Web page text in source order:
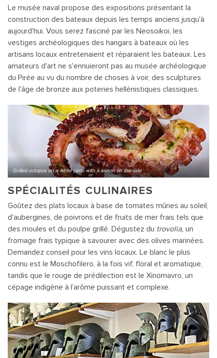
Le musée naval propose des expositions présentant la
construction des bateaux depuis les temps anciens jusqu'à
aujourd'hui. Vous serez fasciné par les Neosoikoi, les
vestiges archéologiques des hangars à bateaux où les
artisans locaux entretenaient et réparaient les bateaux. Les
amateurs d'art ne s'ennuieront pas au musée archéologique
du Pirée au vu du nombre de choses à voir, des sculptures
de l'âge de bronze aux poteries hellénistiques classiques.
Grilled octopus on a white plate with a lemon on the side
SPÉCIALITÉS CULINAIRES
Goûtez des plats locaux à base de tomates mûries au soleil,
d'aubergines, de poivrons et de fruits de mer frais tels que
des moules et du poulpe grillé. Dégustez du trovolia, un
fromage frais typique à savourer avec des olives marinées.
Demandez conseil pour les vins locaux. Le blanc le plus
connu est le Moschofilero, à la fois vif, floral et aromatique,
tandis que le rouge de prédilection est le Xinomavro, un
cépage indigène à l'arôme puissant et complexe.